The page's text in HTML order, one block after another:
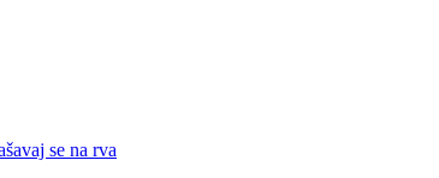
se na rva